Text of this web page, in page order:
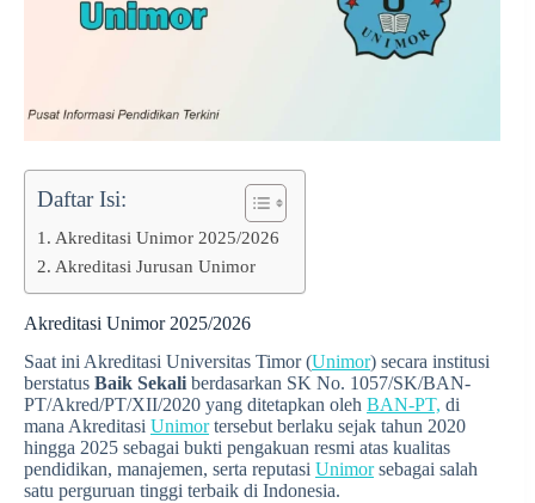
Daftar Isi:
Akreditasi Unimor 2025/2026
Akreditasi Jurusan Unimor
Akreditasi Unimor 2025/2026
Saat ini Akreditasi Universitas Timor (Unimor) secara institusi
berstatus Baik Sekali berdasarkan SK No. 1057/SK/BAN-
PT/Akred/PT/XII/2020 yang ditetapkan oleh BAN-PT, di
mana Akreditasi Unimortersebut berlaku sejak tahun 2020
hingga 2025 sebagai bukti pengakuan resmi atas kualitas
pendidikan, manajemen, serta reputasi Unimorsebagai salah
satu perguruan tinggi terbaik di Indonesia.